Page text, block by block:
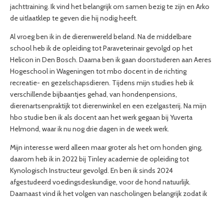
jachttraining. Ik vind het belangrijk om samen bezig te zijn en Arko
de uitlaatklep te geven die hij nodig heeft.
Al vroeg ben ik in de dierenwereld beland. Na de middelbare
school heb ik de opleiding tot Paraveterinair gevolgd op het
Helicon in Den Bosch. Daarna ben ik gaan doorstuderen aan Aeres
Hogeschool in Wageningen tot mbo docent in de richting
recreatie- en gezelschapsdieren. Tijdens mijn studies heb ik
verschillende bijbaantjes gehad, van hondenpensions,
dierenartsenpraktijk tot dierenwinkel en een ezelgasterij. Na mijn
hbo studie ben ik als docent aan het werk gegaan bij Yuverta
Helmond, waar ik nu nog drie dagen in de week werk.
Mijn interesse werd alleen maar groter als het om honden ging,
daarom heb ik in 2022 bij Tinley academie de opleiding tot
Kynologisch Instructeur gevolgd. En ben ik sinds 2024
afgestudeerd voedingsdeskundige, voor de hond natuurlijk.
Daarnaast vind ik het volgen van nascholingen belangrijk zodat ik